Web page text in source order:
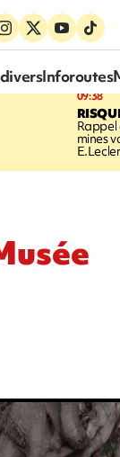
Inforoutes
09:38
Rappel
mines